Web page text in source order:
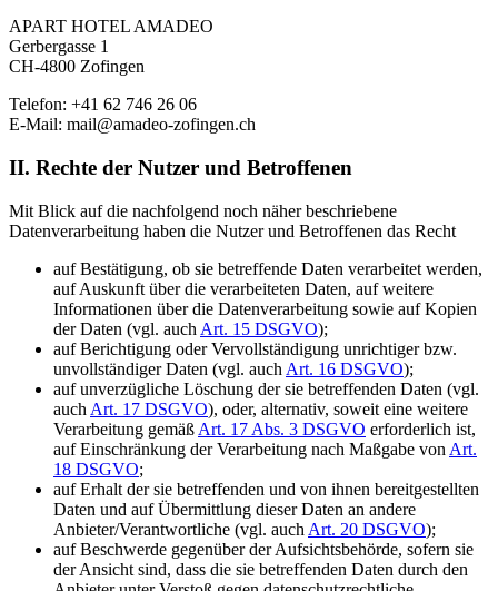
APART HOTEL AMADEO
Gerbergasse 1
CH-4800 Zofingen
Telefon: +41 62 746 26 06
E-Mail: mail@amadeo-zofingen.ch
II. Rechte der Nutzer und Betroffenen
Mit Blick auf die nachfolgend noch näher beschriebene
Datenverarbeitung haben die Nutzer und Betroffenen das Recht
auf Bestätigung, ob sie betreffende Daten verarbeitet werden,
auf Auskunft über die verarbeiteten Daten, auf weitere
Informationen über die Datenverarbeitung sowie auf Kopien
der Daten (vgl. auch Art. 15 DSGVO);
auf Berichtigung oder Vervollständigung unrichtiger bzw.
unvollständiger Daten (vgl. auch Art. 16 DSGVO);
auf unverzügliche Löschung der sie betreffenden Daten (vgl.
auch Art. 17 DSGVO), oder, alternativ, soweit eine weitere
Verarbeitung gemäß Art. 17 Abs. 3 DSGVO erforderlich ist,
auf Einschränkung der Verarbeitung nach Maßgabe von Art.
18 DSGVO;
auf Erhalt der sie betreffenden und von ihnen bereitgestellten
Daten und auf Übermittlung dieser Daten an andere
Anbieter/Verantwortliche (vgl. auch Art. 20 DSGVO);
auf Beschwerde gegenüber der Aufsichtsbehörde, sofern sie
der Ansicht sind, dass die sie betreffenden Daten durch den